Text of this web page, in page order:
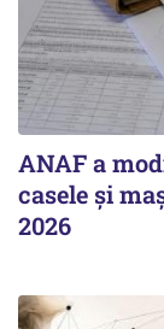
ANAF a
casele și
2026